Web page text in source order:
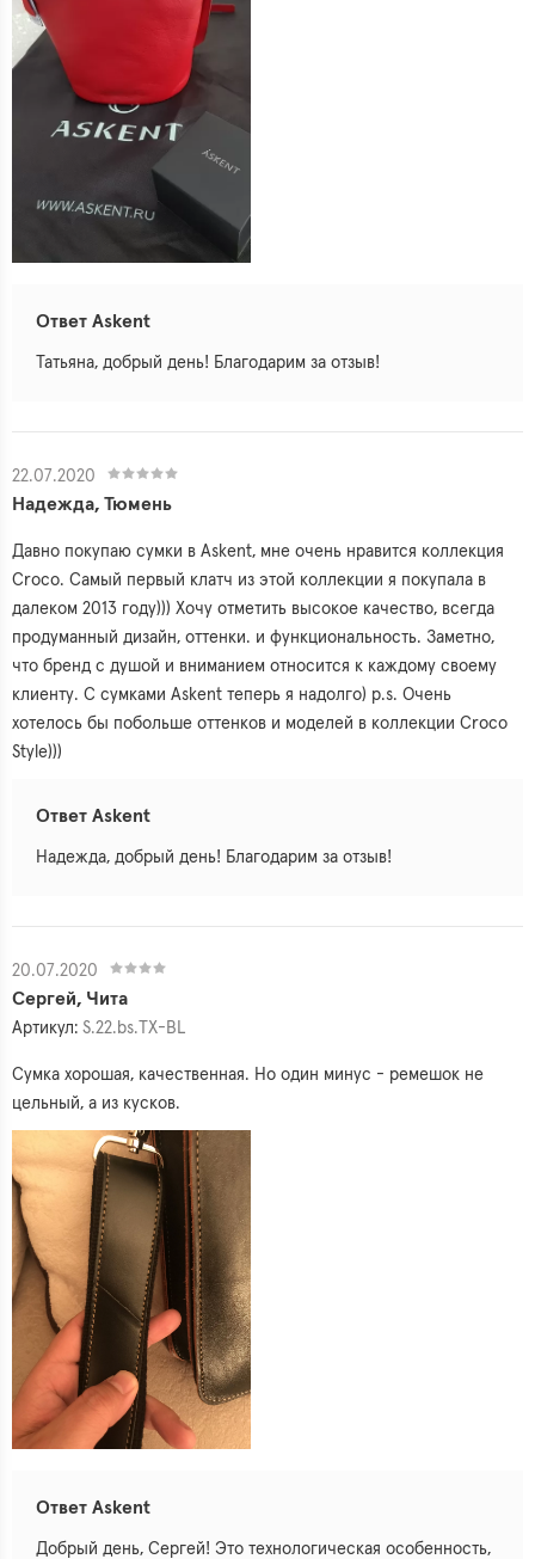
Ответ Askent
Татьяна, добрый день! Благодарим за отзыв!
22.07.2020
Надежда, Тюмень
Давно покупаю сумки в Askent, мне очень нравится коллекция
Croco. Самый первый клатч из этой коллекции я покупала в
далеком 2013 году))) Хочу отметить высокое качество, всегда
продуманный дизайн, оттенки. и функциональность. Заметно,
что бренд с душой и вниманием относится к каждому своему
клиенту. С сумками Askent теперь я надолго) p.s. Очень
хотелось бы побольше оттенков и моделей в коллекции Croco
Style)))
Ответ Askent
Надежда, добрый день! Благодарим за отзыв!
20.07.2020
Сергей, Чита
Артикул: S.22.bs.TX-BL
Сумка хорошая, качественная. Но один минус - ремешок не
цельный, а из кусков.
Ответ Askent
Добрый день, Сергей! Это технологическая особенность,